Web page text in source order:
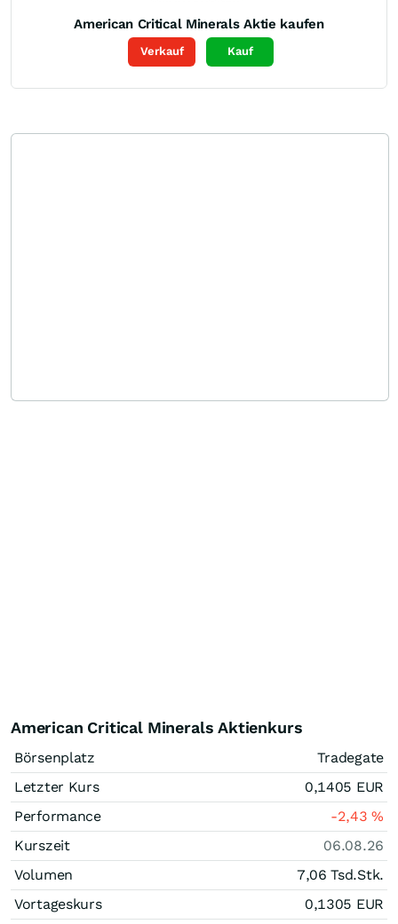
American Critical Minerals Aktie kaufen
Verkauf Kauf
American Critical Minerals Aktienkurs
Börsenplatz
Tradegate
Letzter Kurs
0,1405 EUR
Performance
-2,43%
Kurszeit
06.08.26
Volumen
7,06 Tsd.Stk.
Vortageskurs
0,1305 EUR